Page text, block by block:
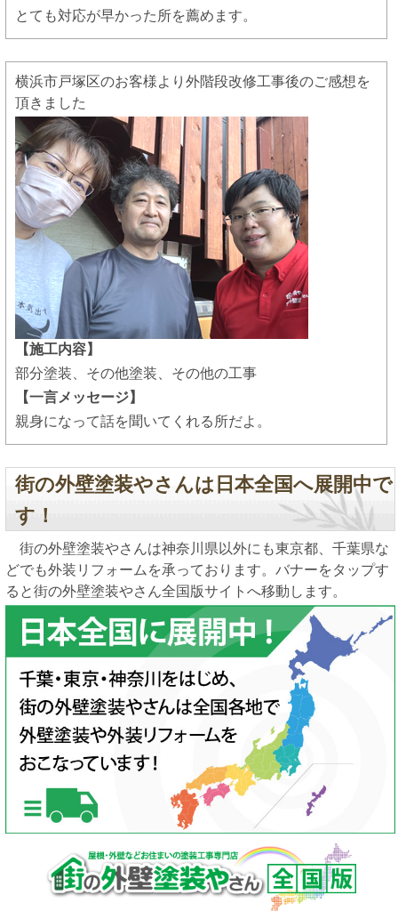
とても対応が早かった所を薦めます。
横浜市戸塚区のお客様より外階段改修工事後のご感想を
頂きました
【施工内容】
部分塗装、その他塗装、その他の工事
【一言メッセージ】
親身になって話を聞いてくれる所だよ。
街の外壁塗装やさんは日本全国へ展開中で
す！
街の外壁塗装やさんは神奈川県以外にも東京都、千葉県な
どでも外装リフォームを承っております。バナーをタップす
ると街の外壁塗装やさん全国版サイトへ移動します。